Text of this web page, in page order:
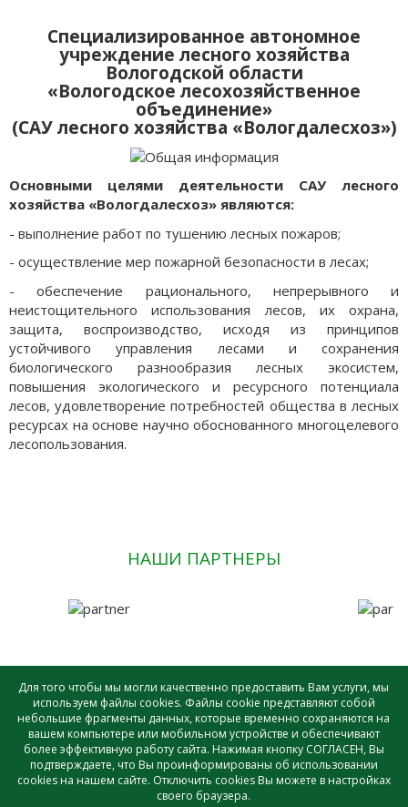
Специализированное автономное
учреждение лесного хозяйства
Вологодской области
«Вологодское лесохозяйственное
объединение»
(САУ лесного хозяйства «Вологдалесхоз»)
Основными целями деятельности САУ лесного
хозяйства «Вологдалесхоз» являются:
- выполнение работ по тушению лесных пожаров;
- осуществление мер пожарной безопасности в лесах;
- обеспечение рационального, непрерывного и
неистощительного использования лесов, их охрана,
защита, воспроизводство, исходя из принципов
устойчивого управления лесами и сохранения
биологического разнообразия лесных экосистем,
повышения экологического и ресурсного потенциала
лесов, удовлетворение потребностей общества в лесных
ресурсах на основе научно обоснованного многоцелевого
лесопользования.
НАШИ ПАРТНЕРЫ
САУ лесного хозяйства ВО «ВОЛОГДАЛЕСХОЗ» © - 2026 |
Создание и поддержка сайта
Для того чтобы мы могли качественно предоставить Вам услуги, мы
используем файлы cookies. Файлы cookie представляют собой
небольшие фрагменты данных, которые временно сохраняются на
вашем компьютере или мобильном устройстве и обеспечивают
более эффективную работу сайта. Нажимая кнопку СОГЛАСЕН, Вы
подтверждаете, что Вы проинформированы об использовании
cookies на нашем сайте. Отключить cookies Вы можете в настройках
своего браузера.